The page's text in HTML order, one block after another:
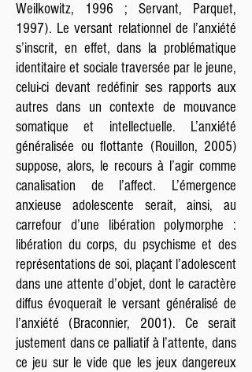
Weilkowitz, 1996 ; Servant, Parquet,
1997). Le versant relationnel de l’anxiété
s’inscrit, en effet, dans la problématique
identitaire et sociale traversée par le jeune,
celui-ci devant redéfinir ses rapports aux
autres dans un contexte de mouvance
somatique et intellectuelle. L’anxiété
généralisée ou flottante (Rouillon, 2005)
suppose, alors, le recours à l’agir comme
canalisation de l’affect. L’émergence
anxieuse adolescente serait, ainsi, au
carrefour d’une libération polymorphe :
libération du corps, du psychisme et des
représentations de soi, plaçant l’adolescent
dans une attente d’objet, dont le caractère
diffus évoquerait le versant généralisé de
l’anxiété (Braconnier, 2001). Ce serait
justement dans ce palliatif à l’attente, dans
ce jeu sur le vide que les jeux dangereux